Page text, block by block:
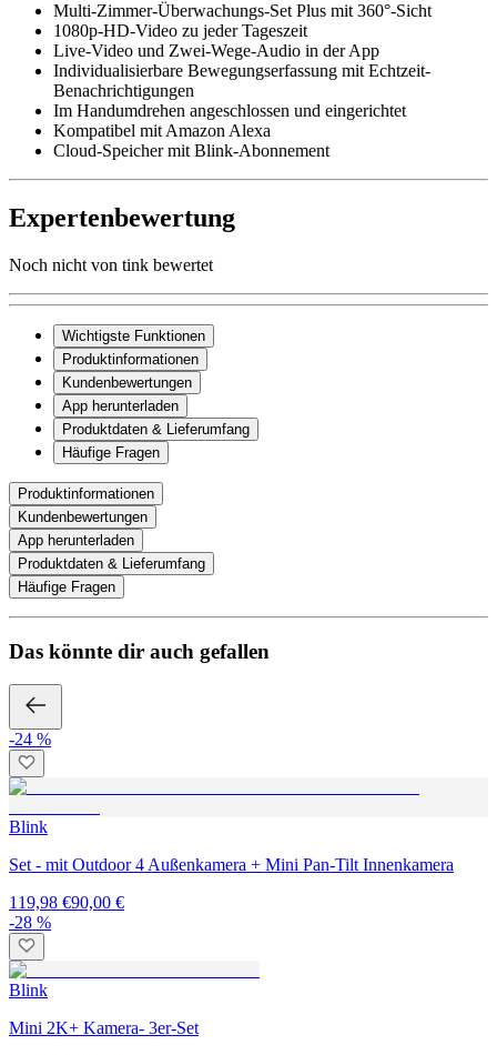
Multi-Zimmer-Überwachungs-Set Plus mit 360°-Sicht
1080p-HD-Video zu jeder Tageszeit
Live-Video und Zwei-Wege-Audio in der App
Individualisierbare Bewegungserfassung mit Echtzeit-
Benachrichtigungen
Im Handumdrehen angeschlossen und eingerichtet
Kompatibel mit Amazon Alexa
Cloud-Speicher mit Blink-Abonnement
Expertenbewertung
Noch nicht von tink bewertet
Wichtigste Funktionen
Produktinformationen
Kundenbewertungen
App herunterladen
Produktdaten & Lieferumfang
Häufige Fragen
Produktinformationen
Kundenbewertungen
App herunterladen
Produktdaten & Lieferumfang
Häufige Fragen
Das könnte dir auch gefallen
-24 %
Blink
Set - mit Outdoor 4 Außenkamera + Mini Pan-Tilt Innenkamera
119,98 €90,00 €
-28 %
Blink
Mini 2K+ Kamera- 3er-Set